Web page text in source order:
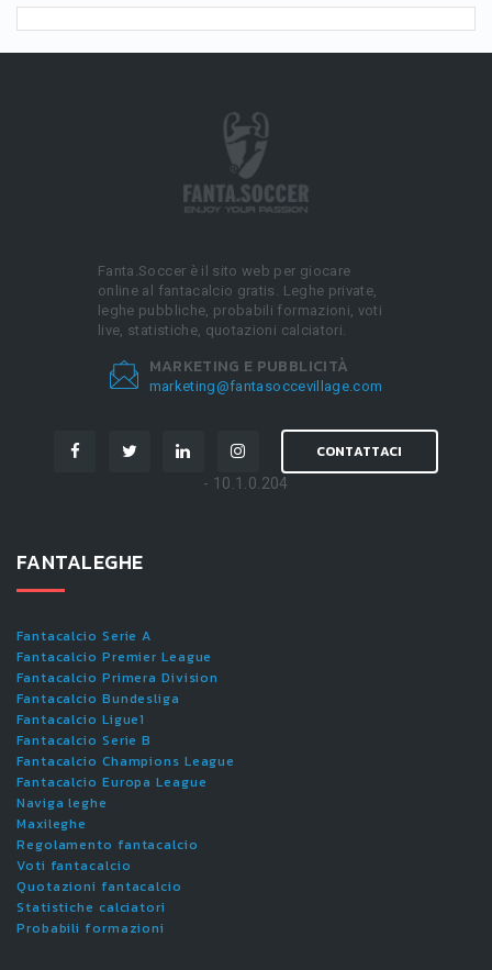
Fanta.Soccer è il sito web per giocare
online al fantacalcio gratis. Leghe private,
leghe pubbliche, probabili formazioni, voti
live, statistiche, quotazioni calciatori.
MARKETING E PUBBLICITÀ
marketing@fantasoccevillage.com
CONTATTACI
- 10.1.0.204
FANTALEGHE
Fantacalcio Serie A
Fantacalcio Premier League
Fantacalcio Primera Division
Fantacalcio Bundesliga
Fantacalcio Ligue1
Fantacalcio Serie B
Fantacalcio Champions League
Fantacalcio Europa League
Naviga leghe
Maxileghe
Regolamento fantacalcio
Voti fantacalcio
Quotazioni fantacalcio
Statistiche calciatori
Probabili formazioni